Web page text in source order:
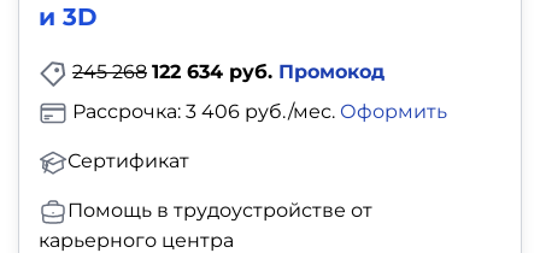
и 3D
245 268 122 634 руб. Промокод
Сертификат
Рассрочка: 3 406 руб./мес. Оформить
Помощь в трудоустройстве от
карьерного центра